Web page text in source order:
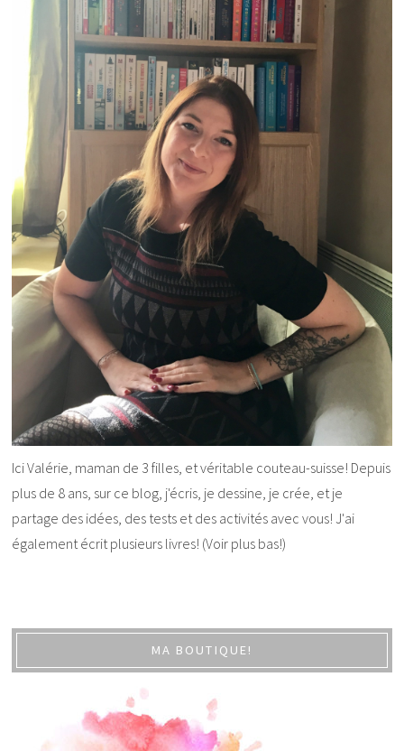
Ici Valérie, maman de 3 filles, et véritable couteau-suisse! Depuis
plus de 8 ans, sur ce blog, j'écris, je dessine, je crée, et je
partage des idées, des tests et des activités avec vous! J'ai
également écrit plusieurs livres! (Voir plus bas!)
MA BOUTIQUE!